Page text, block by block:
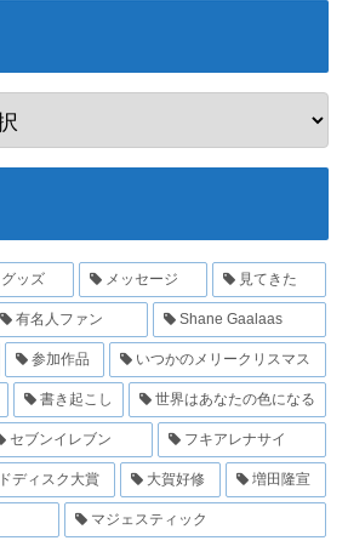
グッズ メッセージ 見てきた
有名人ファン Shane Gaalaas
参加作品 いつかのメリークリスマス
書き起こし 世界はあなたの色になる
セブンイレブン フキアレナサイ
ディスク大賞 大賀好修 増田隆宣
マジェスティック